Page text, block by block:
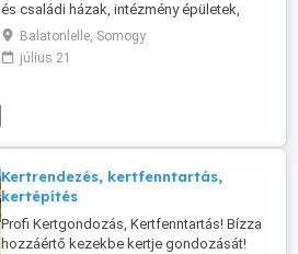
és családi házak, intézmény épületek,
üzlethelyiségek valamint
rendezvénytermek és helyszínek teljes
körű, külső- belső kis és nagytakarítását -
Balatonlelle, Somogy
július 21
Kertrendezés, kertfenntartás,
kertépítés
Profi Kertgondozás, Kertfenntartás! Bízza
hozzáértő kezekbe kertje gondozását!